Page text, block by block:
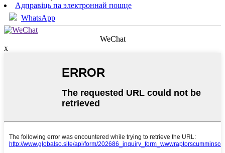
Адправіць па электроннай пошце
WhatsApp
WeChat
x